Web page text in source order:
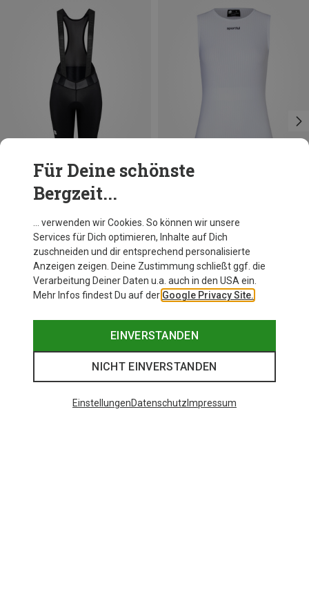
Du sparst 25%
Für Deine schönste
Bergzeit...
… verwenden wir Cookies. So können wir unsere
Services für Dich optimieren, Inhalte auf Dich
zuschneiden und dir entsprechend personalisierte
Anzeigen zeigen. Deine Zustimmung schließt ggf. die
Verarbeitung Deiner Daten u.a. auch in den USA ein.
Mehr Infos findest Du auf der Google Privacy Site.
EINVERSTANDEN
NICHT EINVERSTANDEN
EinstellungenDatenschutz Impressum